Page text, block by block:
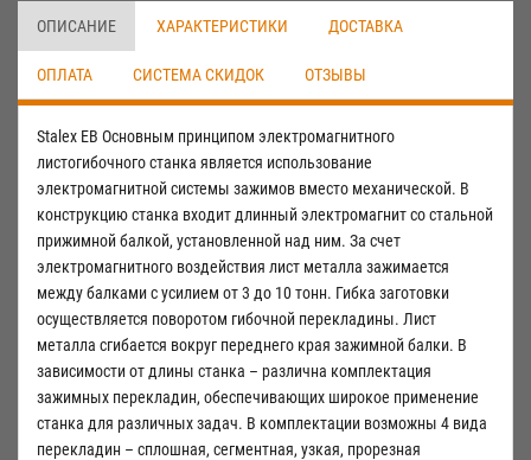
ОПИСАНИЕ ХАРАКТЕРИСТИКИ ДОСТАВКА
ОПЛАТА СИСТЕМА СКИДОК ОТЗЫВЫ
Stalex EB Основным принципом электромагнитного
листогибочного станка является использование
электромагнитной системы зажимов вместо механической. В
конструкцию станка входит длинный электромагнит со стальной
прижимной балкой, установленной над ним. За счет
электромагнитного воздействия лист металла зажимается
между балками с усилием от 3 до 10 тонн. Гибка заготовки
осуществляется поворотом гибочной перекладины. Лист
металла сгибается вокруг переднего края зажимной балки. В
зависимости от длины станка – различна комплектация
зажимных перекладин, обеспечивающих широкое применение
станка для различных задач. В комплектации возможны 4 вида
перекладин – сплошная, сегментная, узкая, прорезная